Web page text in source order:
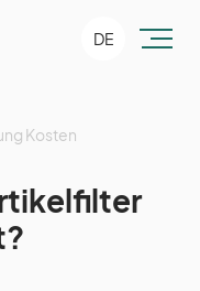
DE
Kosten